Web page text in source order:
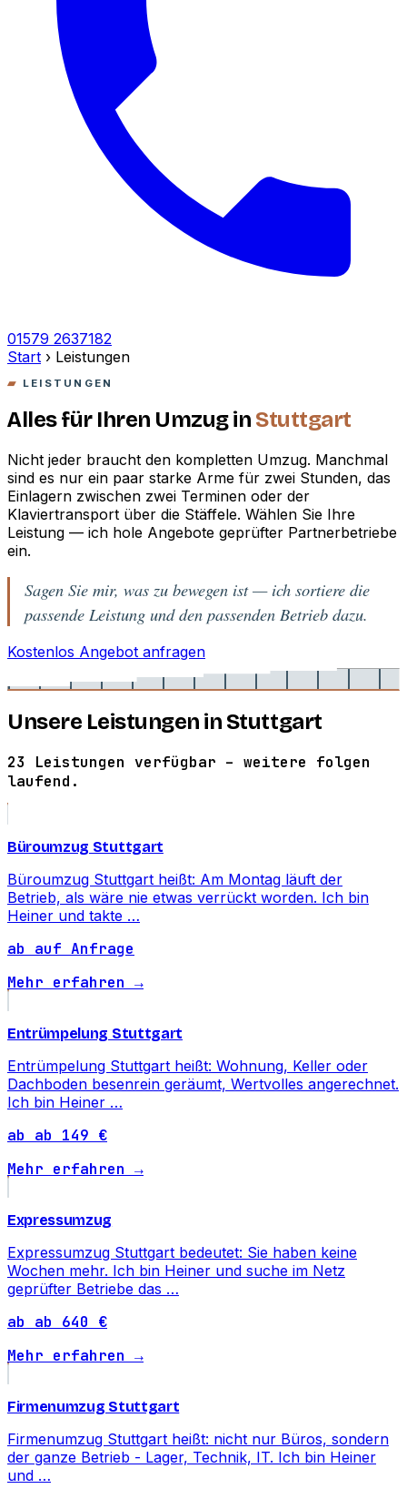
01579 2637182
Start › Leistungen
LEISTUNGEN
Alles für Ihren Umzug in Stuttgart
Nicht jeder braucht den kompletten Umzug. Manchmal
sind es nur ein paar starke Arme für zwei Stunden, das
Einlagern zwischen zwei Terminen oder der
Klaviertransport über die Stäffele. Wählen Sie Ihre
Leistung — ich hole Angebote geprüfter Partnerbetriebe
ein.
Sagen Sie mir, was zu bewegen ist — ich sortiere die
passende Leistung und den passenden Betrieb dazu.
Kostenlos Angebot anfragen
Unsere Leistungen in Stuttgart
23 Leistungen verfügbar – weitere folgen
laufend.
Büroumzug Stuttgart
Büroumzug Stuttgart heißt: Am Montag läuft der
Betrieb, als wäre nie etwas verrückt worden. Ich bin
Heiner und takte …
ab auf Anfrage
Mehr erfahren →
Entrümpelung Stuttgart
Entrümpelung Stuttgart heißt: Wohnung, Keller oder
Dachboden besenrein geräumt, Wertvolles angerechnet.
Ich bin Heiner …
ab ab 149 €
Mehr erfahren →
Expressumzug
Expressumzug Stuttgart bedeutet: Sie haben keine
Wochen mehr. Ich bin Heiner und suche im Netz
geprüfter Betriebe das …
ab ab 640 €
Mehr erfahren →
Firmenumzug Stuttgart
Firmenumzug Stuttgart heißt: nicht nur Büros, sondern
der ganze Betrieb - Lager, Technik, IT. Ich bin Heiner
und …